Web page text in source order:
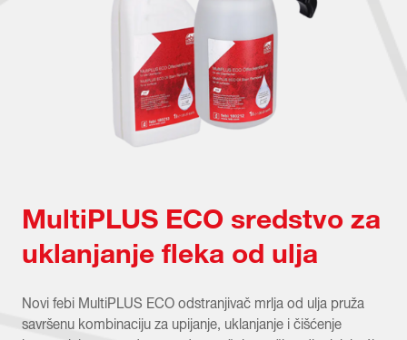
MultiPLUS ECO sredstvo za
uklanjanje fleka od ulja
Novi febi MultiPLUS ECO odstranjivač mrlja od ulja pruža
savršenu kombinaciju za upijanje, uklanjanje i čišćenje